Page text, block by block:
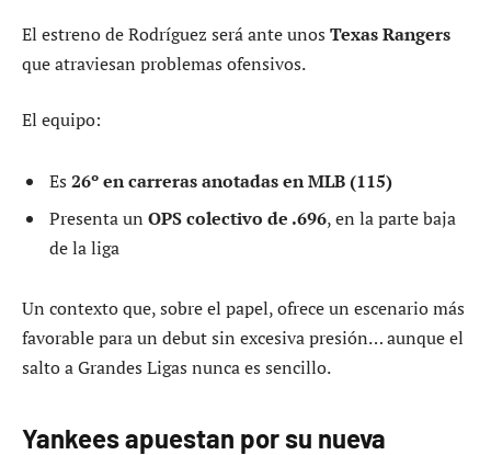
El estreno de Rodríguez será ante unos Texas Rangers
que atraviesan problemas ofensivos.
El equipo:
Es 26º en carreras anotadas en MLB (115)
Presenta un OPS colectivo de .696, en la parte baja
de la liga
Un contexto que, sobre el papel, ofrece un escenario más
favorable para un debut sin excesiva presión… aunque el
salto a Grandes Ligas nunca es sencillo.
Yankees apuestan por su nueva